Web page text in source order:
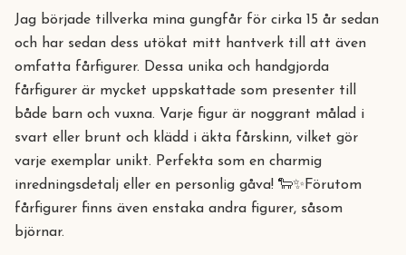
Jag började tillverka mina gungfår för cirka 15 år sedan
och har sedan dess utökat mitt hantverk till att även
omfatta fårfigurer. Dessa unika och handgjorda
fårfigurer är mycket uppskattade som presenter till
både barn och vuxna. Varje figur är noggrant målad i
svart eller brunt och klädd i äkta fårskinn, vilket gör
varje exemplar unikt. Perfekta som en charmig
inredningsdetalj eller en personlig gåva! 🐑✨Förutom
fårfigurer finns även enstaka andra figurer, såsom
björnar.